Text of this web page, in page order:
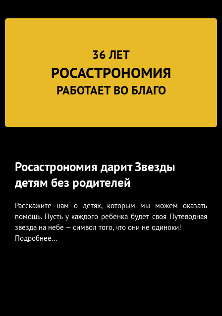
36 ЛЕТ
РОСАСТРОНОМИЯ
РАБОТАЕТ ВО БЛАГО
Росастрономия дарит Звезды
детям без родителей
Расскажите нам о детях, которым мы можем оказать
помощь. Пусть у каждого ребенка будет своя Путеводная
звезда на небе — символ того, что они не одиноки!
Подробнее...